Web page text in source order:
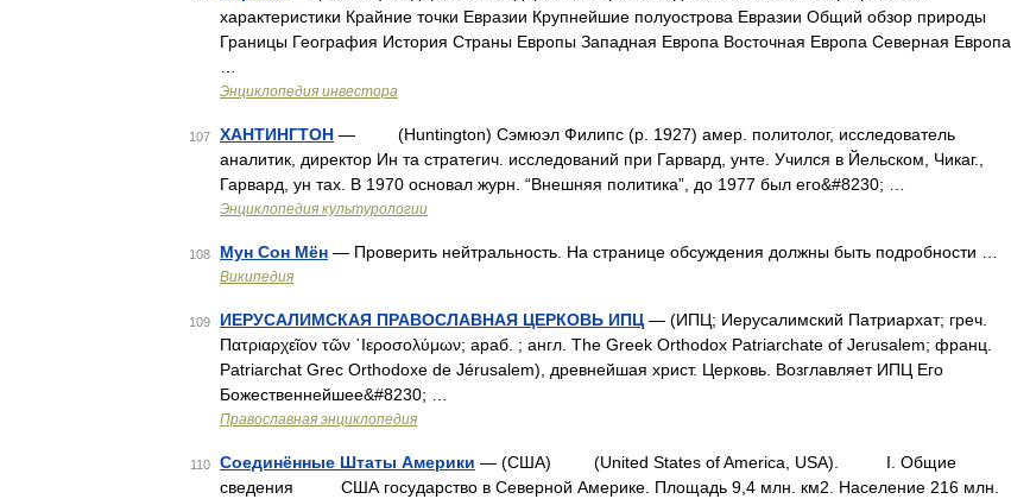
характеристики Крайние точки Евразии Крупнейшие полуострова Евразии Общий обзор природы
Границы География История Страны Европы Западная Европа Восточная Европа Северная Европа
Энциклопедия инвестора
107 ХАНТИНГТОН — (Huntington) Сэмюэл Филипс (р. 1927) амер. политолог, исследователь
аналитик, директор Ин та стратегич. исследований при Гарвард, унте. Учился в Йельском, Чикаг.,
Гарвард, ун тах. В 1970 основал журн. “Внешняя политика”, до 1977 был его&#8230; …
Энциклопедия культурологии
108 Мун Сон Мён — Проверить нейтральность. На странице обсуждения должны быть подробности …
Википедия
109 ИЕРУСАЛИМСКАЯ ПРАВОСЛАВНАЯ ЦЕРКОВЬ ИПЦ — (ИПЦ; Иерусалимский Патриархат; греч.
Πατριαρχεῖον τῶν ῾Ιεροσολύμων; араб. ; англ. The Greek Orthodox Patriarchate of Jerusalem; франц.
Patriarchat Grec Orthodoxe de Jérusalem), древнейшая христ. Церковь. Возглавляет ИПЦ Его
Божественнейшее&#8230; …
Православная энциклопедия
110 Соединённые Штаты Америки — (США) (United States of America, USA). I. Общие
сведения США государство в Северной Америке. Площадь 9,4 млн. км2. Население 216 млн.